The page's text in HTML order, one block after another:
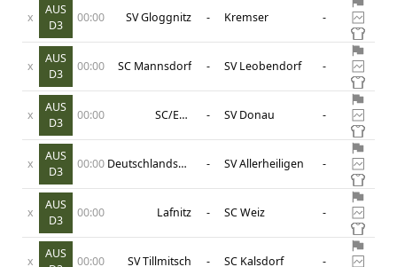
x
AUS
D3
00:00 SV Gloggnitz - Kremser -
x
AUS
D3
00:00 SC Mannsdorf - SV Leobendorf -
x
AUS
D3
00:00
SC/ESV
- SV Donau -
x
AUS
D3
00:00 Deutschlandsberger
- SV Allerheiligen -
x
AUS
D3
00:00 Lafnitz - SC Weiz -
x
AUS
00:00 SV Tillmitsch - SC Kalsdorf -